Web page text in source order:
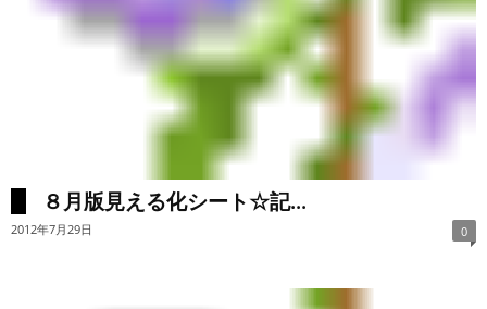
８月版見える化シート☆記...
2012年7月29日 0